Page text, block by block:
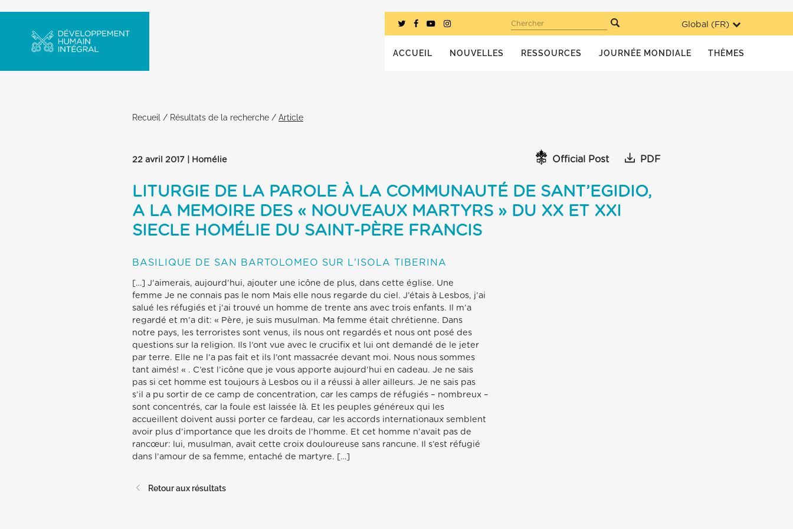
Global (FR)
Chercher
ACCUEIL NOUVELLES RESSOURCES JOURNÉE MONDIALE THÈMES
Recueil / Résultats de la recherche / Article
22 avril 2017 | Homélie Official Post PDF
LITURGIE DE LA PAROLE À LA COMMUNAUTÉ DE SANT’EGIDIO,
A LA MEMOIRE DES « NOUVEAUX MARTYRS » DU XX ET XXI
SIECLE HOMÉLIE DU SAINT-PÈRE FRANCIS
BASILIQUE DE SAN BARTOLOMEO SUR L'ISOLA TIBERINA
[…] J’aimerais, aujourd’hui, ajouter une icône de plus, dans cette église. Une
femme Je ne connais pas le nom Mais elle nous regarde du ciel. J’étais à Lesbos, j’ai
salué les réfugiés et j’ai trouvé un homme de trente ans avec trois enfants. Il m’a
regardé et m’a dit: « Père, je suis musulman. Ma femme était chrétienne. Dans
notre pays, les terroristes sont venus, ils nous ont regardés et nous ont posé des
questions sur la religion. Ils l’ont vue avec le crucifix et lui ont demandé de le jeter
par terre. Elle ne l’a pas fait et ils l’ont massacrée devant moi. Nous nous sommes
tant aimés! « . C’est l’icône que je vous apporte aujourd’hui en cadeau. Je ne sais
pas si cet homme est toujours à Lesbos ou il a réussi à aller ailleurs. Je ne sais pas
s’il a pu sortir de ce camp de concentration, car les camps de réfugiés – nombreux –
sont concentrés, car la foule est laissée là. Et les peuples généreux qui les
accueillent doivent aussi porter ce fardeau, car les accords internationaux semblent
avoir plus d’importance que les droits de l’homme. Et cet homme n’avait pas de
rancœur: lui, musulman, avait cette croix douloureuse sans rancune. Il s’est réfugié
dans l’amour de sa femme, entaché de martyre. […]
Retour aux résultats